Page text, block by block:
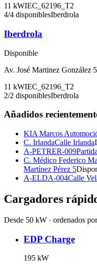
11 kWIEC_62196_T2
4/4 disponiblesIberdrola
Iberdrola
Disponible
Av. José Martinez González
11 kWIEC_62196_T2
2/2 disponiblesIberdrola
Añadidos
KIA Marcos
C. IrlandaCalle Irlanda
A-PETRER-009
C. Médico Federico
Martínez Pérez 5
A-ELDA-004Calle
Cargadores
Desde 50 kW · ordenados
EDP Charge
195 kW